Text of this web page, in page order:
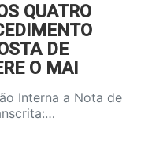
QUATRO
DE
O MAI
Interna a Nota de